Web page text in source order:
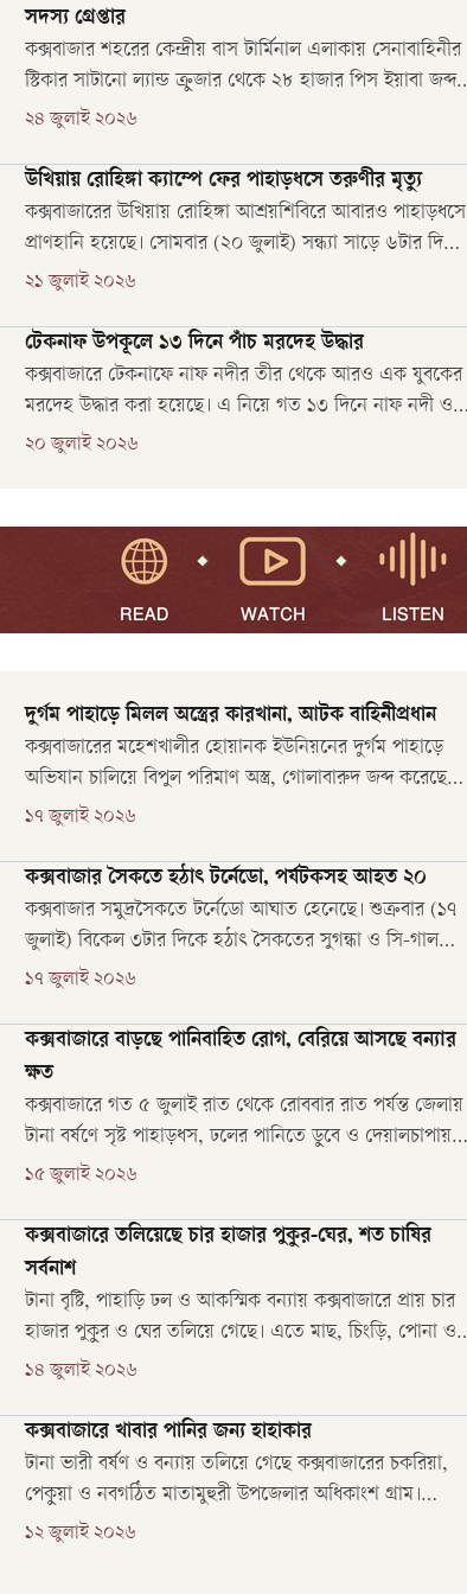
সদস্য গ্রেপ্তার
কক্সবাজার শহরের কেন্দ্রীয় বাস টার্মিনাল এলাকায় সেনাবাহিনীর
স্টিকার সাটানো ল্যান্ড ক্রুজার থেকে ২৮ হাজার পিস ইয়াবা জব্দ
করেছে পুলিশ। এ ঘটনায় ওবায়দুল হাসান (৪১) নামে সাবেক
২৪ জুলাই ২০২৬
উখিয়ায় রোহিঙ্গা ক্যাম্পে ফের পাহাড়ধসে তরুণীর মৃত্যু
কক্সবাজারের উখিয়ায় রোহিঙ্গা আশ্রয়শিবিরে আবারও পাহাড়ধসে
প্রাণহানি হয়েছে। সোমবার (২০ জুলাই) সন্ধ্যা সাড়ে ৬টার দিকে
উখিয়ার ক্যাম্প-৮ ইস্টের ডি-৫ ব্লকে এই ঘটনায় এক তরুণীর মৃত্যু
২১ জুলাই ২০২৬
টেকনাফ উপকূলে ১৩ দিনে পাঁচ মরদেহ উদ্ধার
কক্সবাজারে টেকনাফে নাফ নদীর তীর থেকে আরও এক যুবকের
মরদেহ উদ্ধার করা হয়েছে। এ নিয়ে গত ১৩ দিনে নাফ নদী ও
সীমান্ত উপকূল থেকে পাঁচটি মরদেহ উদ্ধার করা হলো।
২০ জুলাই ২০২৬
দুর্গম পাহাড়ে মিলল অস্ত্রের কারখানা, আটক বাহিনীপ্রধান
কক্সবাজারের মহেশখালীর হোয়ানক ইউনিয়নের দুর্গম পাহাড়ে
অভিযান চালিয়ে বিপুল পরিমাণ অস্ত্র, গোলাবারুদ জব্দ করেছে
বাংলাদেশ কোস্ট গার্ডের সদস্যরা। এ সময় ‘মিন্টু বাহিনী’র প্রধান
১৭ জুলাই ২০২৬
কক্সবাজার সৈকতে হঠাৎ টর্নেডো, পর্যটকসহ আহত ২০
কক্সবাজার সমুদ্রসৈকতে টর্নেডো আঘাত হেনেছে। শুক্রবার (১৭
জুলাই) বিকেল ৩টার দিকে হঠাৎ সৈকতের সুগন্ধা ও সি-গাল
পয়েন্টে মিনিটখানেক স্থায়ী এই ঘূর্ণিঝড় হয়। এতে পর্যটকসহ
১৭ জুলাই ২০২৬
কক্সবাজারে বাড়ছে পানিবাহিত রোগ, বেরিয়ে আসছে বন্যার
ক্ষত
কক্সবাজারে গত ৫ জুলাই রাত থেকে রোববার রাত পর্যন্ত জেলায়
টানা বর্ষণে সৃষ্ট পাহাড়ধস, ঢলের পানিতে ডুবে ও দেয়ালচাপায়
১৫ রোহিঙ্গাসহ অন্তত ৩১ জনের মৃত্যু হয়েছে। বন্যার পানি
রোগে আক্রান্ত হচ্ছেন।
১৫ জুলাই ২০২৬
কক্সবাজারে তলিয়েছে চার হাজার পুকুর-ঘের, শত চাষির
সর্বনাশ
টানা বৃষ্টি, পাহাড়ি ঢল ও আকস্মিক বন্যায় কক্সবাজারে প্রায় চার
হাজার পুকুর ও ঘের তলিয়ে গেছে। এতে মাছ, চিংড়ি, পোনা ও
পোস্ট লার্ভা (পিএল) ভেসে আনুমানিক ৪৬ কোটি ২২ লাখ টাকার
১৪ জুলাই ২০২৬
কক্সবাজারে খাবার পানির জন্য হাহাকার
টানা ভারী বর্ষণ ও বন্যায় তলিয়ে গেছে কক্সবাজারের চকরিয়া,
পেকুয়া ও নবগঠিত মাতামুহুরী উপজেলার অধিকাংশ গ্রাম।
চারিদিকে অথৈ পানি। অথচ খাবার পানির জন্য হাহাকার।
১২ জুলাই ২০২৬